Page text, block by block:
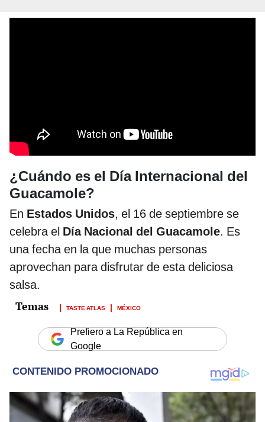
¿Cuándo es el Día Internacional del
Guacamole?
En Estados Unidos, el 16 de septiembre se
celebra el Día Nacional del Guacamole. Es
una fecha en la que muchas personas
aprovechan para disfrutar de esta deliciosa
salsa.
TASTE ATLAS MÉXICO
Prefiero a La República en
Google